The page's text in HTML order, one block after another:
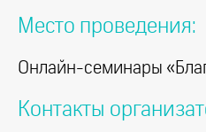
Место проведения:
Онлайн-семинары
Контакты